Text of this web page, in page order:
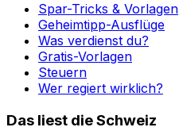
Spar-Tricks & Vorlagen
Geheimtipp-Ausflüge
Was verdienst du?
Gratis-Vorlagen
Steuern
Wer regiert wirklich?
Das liest die Schweiz